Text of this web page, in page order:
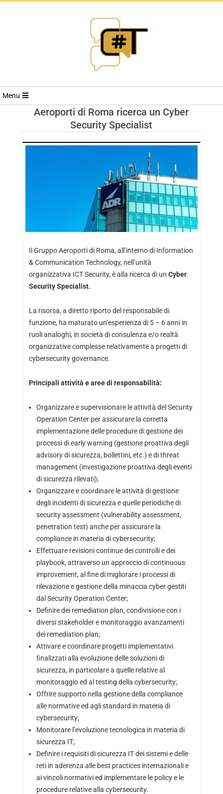
RIVISTA
TRENDS
Menu
Aeroporti di Roma ricerca un Cyber
Security Specialist
Il Gruppo Aeroporti di Roma, all’interno di Information
& Communication Technology, nell’unità
organizzativa ICT Security, è alla ricerca di un Cyber
Security Specialist.
La risorsa, a diretto riporto del responsabile di
funzione, ha maturato un’esperienza di 5 – 6 anni in
ruoli analoghi, in società di consulenza e/o realtà
organizzative complesse relativamente a progetti di
cybersecurity governance.
Principali attività e aree di responsabilità:
Organizzare e supervisionare le attività del Security
Operation Center per assicurare la corretta
implementazione delle procedure di gestione dei
processi di early warning (gestione proattiva degli
advisory di sicurezza, bollettini, etc.) e di threat
management (investigazione proattiva degli eventi
di sicurezza rilevati);
Organizzare e coordinare le attività di gestione
degli incidenti di sicurezza e quelle periodiche di
security assessment (vulnerability assessment,
penetration test) anche per assicurare la
compliance in materia di cybersecurity;
Effettuare revisioni continue dei controlli e dei
playbook, attraverso un approccio di continuous
improvement, al fine di migliorare i processi di
rilevazione e gestione della minaccia cyber gestiti
dal Security Operation Center;
Definire dei remediation plan, condivisione con i
diversi stakeholder e monitoraggio avanzamenti
dei remediation plan;
Attivare e coordinare progetti implementativi
finalizzati alla evoluzione delle soluzioni di
sicurezza, in particolare a quelle relative al
monitoraggio ed al testing della cybersecurity;
Offrire supporto nella gestione della compliance
alle normative ed agli standard in materia di
cybersecurity;
Monitorare l’evoluzione tecnologica in materia di
sicurezza IT;
Definire i requisiti di sicurezza IT dei sistemi e delle
reti in aderenza alle best practices internazionali e
ai vincoli normativi ed implementare le policy e le
procedure relative alla cybersecurity.